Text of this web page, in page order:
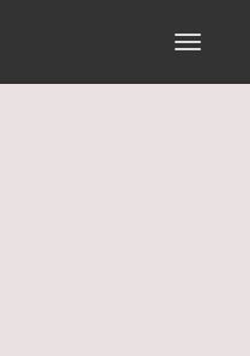
Toggle